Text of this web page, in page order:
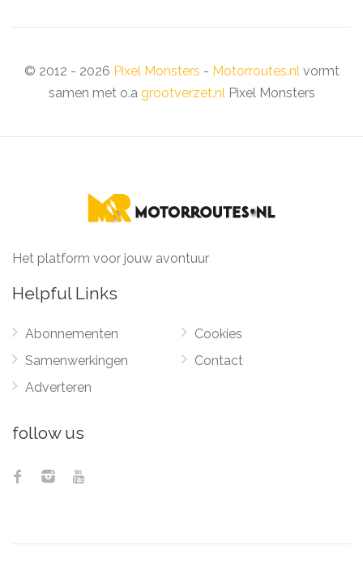
© 2012 - 2026 Pixel Monsters - Motorroutes.nlvormt
samen met o.a grootverzet.nlPixel Monsters
Het platform voor jouw avontuur
Helpful Links
Abonnementen
Samenwerkingen
Adverteren
Cookies
Contact
follow us